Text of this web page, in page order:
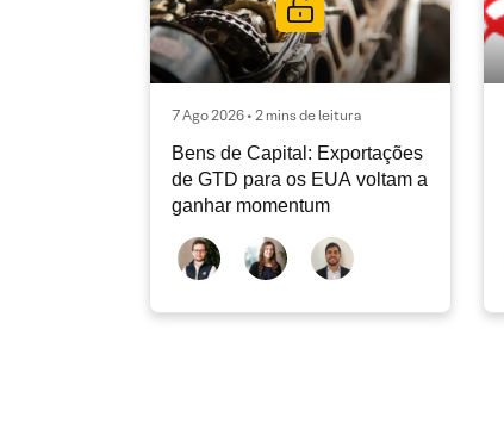
7 Ago 2026 • 2 mins de leitura
Bens de Capital: Exportações
de GTD para os EUA voltam a
ganhar momentum